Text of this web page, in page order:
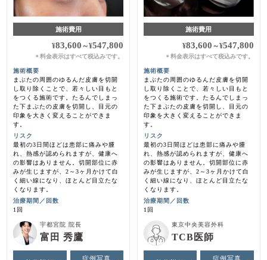
施術費用
¥83,600 ～¥547,800
＊料金表示はすべて税込みです。
施術概要
まぶたの周囲のゆるんだ皮膚を切開
し取り除くことで、若々しい目もと
をつくる施術です。たるんでしまっ
た下まぶたの皮膚を切開し、目元の
印象を大きく変えることができま
す。
リスク
最初の3日間ほどは患部に痛みや腫
れ、熱感が認められますが、健康へ
の影響はありません。切開部位に赤
みが生じますが、2～3ヶ月かけて白
く細い線になり、ほとんど目立たな
くなります。
治療期間／回数
1回
宇都宮院 院長
富田 秀鷹
症例写真
施術費用
¥83,600 ～¥547,800
＊ 料金表示はすべて税込みです。
施術概要
まぶたの周囲のゆるんだ皮膚を切開
し取り除くことで、若々しい目もと
をつくる施術です。たるんでしまっ
た下まぶたの皮膚を切開し、目元の
印象を大きく変えることができま
す。
リスク
最初の3日間ほどは患部に痛みや腫
れ、熱感が認められますが、健康へ
の影響はありません。切開部位に赤
みが生じますが、2～3ヶ月かけて白
く細い線になり、ほとんど目立たな
くなります。
治療期間／回数
1回
東京中央美容外科
TCB医師
症例写真